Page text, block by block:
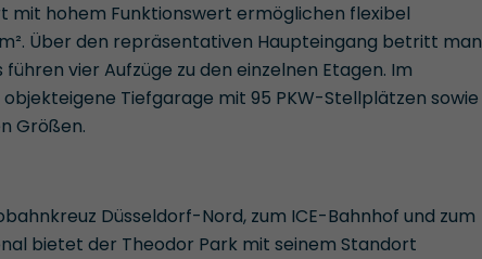
mit hohem Funktionswert ermöglichen flexibel
Über den repräsentativen Haupteingang betritt man
vier Aufzüge zu den einzelnen Etagen. Im
Tiefgarage mit 95 PKW-Stellplätzen sowie
Größen.
Düsseldorf-Nord, zum ICE-Bahnhof und zum
bietet der Theodor Park mit seinem Standort